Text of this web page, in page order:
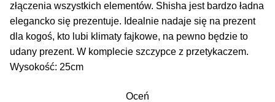
TOP 10 Auto
TOP 10 Indoor
złączenia wszystkich elementów. Shisha jest bardzo ładna
elegancko się prezentuje. Idealnie nadaje się na prezent
dla kogoś, kto lubi klimaty fajkowe, na pewno będzie to
udany prezent. W komplecie szczypce z przetykaczem.
Wysokość: 25cm
Oceń